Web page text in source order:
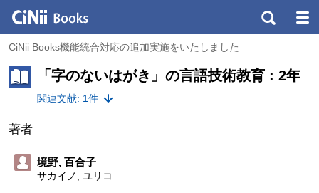
CiNii Books機能統合対応の追加実施をいたしました
「字のないはがき」の言語技術教育 : 2年
関連文献: 1件
著者
境野, 百合子
サカイノ, ユリコ